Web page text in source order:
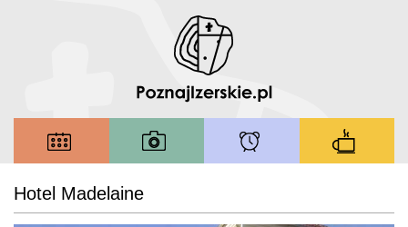
Hotel Madelaine